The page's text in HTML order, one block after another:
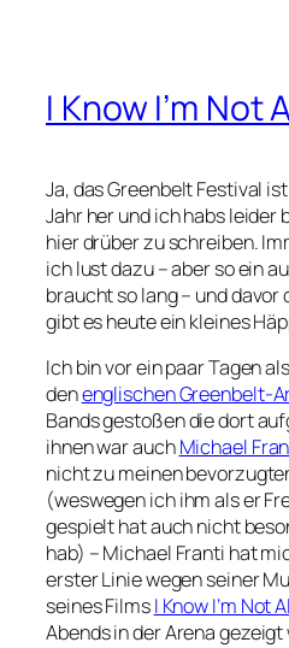
I Know I’m Not
Ja, das Greenbelt Festival
Jahr her und ich habs
hier drüber zu schreiben.
ich lust dazu – aber so ein
braucht so lang – und
gibt es heute ein kleines
Ich bin vor ein paar Tagen
denenglischen Greenbelt-
Bands gestoßen die dort
ihnen war auchMichael
nicht zu meinen
(weswegen ich ihm als er
gespielt hat auch nicht
hab) – Michael Franti hat
erster Linie wegen seiner
seines FilmsI Know I’m Not
Abends in der Arena